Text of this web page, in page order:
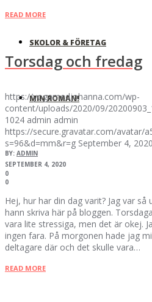
SKOLOR & FÖRETAG
MIN ROMAN!
READ MORE
Torsdag och fredag
https://yogamedjohanna.com/wp-
content/uploads/2020/09/
1024 admin admin
https://secure.gravatar.com/avatar/
s=96&d=mm&r=g September 4, 2020
BY: ADMIN
SEPTEMBER 4, 2020
0
0
Hej, hur har din dag varit? Jag var
hann skriva här på bloggen.
vara lite stressiga, men det är okej.
ingen fara. På morgonen hade jag
deltagare där och det skulle vara…
READ MORE